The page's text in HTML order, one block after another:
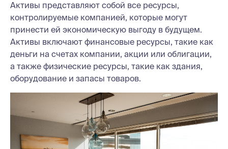
Активы представляют собой все ресурсы,
контролируемые компанией, которые могут
принести ей экономическую выгоду в будущем.
Активы включают финансовые ресурсы, такие как
деньги на счетах компании, акции или облигации,
а также физические ресурсы, такие как здания,
оборудование и запасы товаров.